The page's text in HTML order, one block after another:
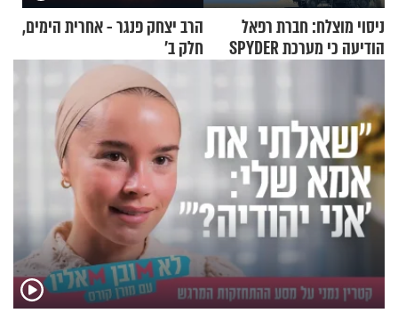
ניסוי מוצלח: חברת רפאל
הודיעה כי מערכת SPYDER
הרב יצחק פנגר - אחרית הימים,
חלק ב’